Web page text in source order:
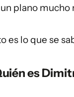
plano mucho
es lo que se
es